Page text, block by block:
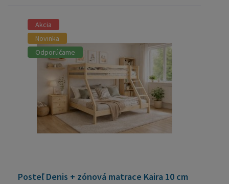
Akcia
Novinka
Odporúčame
Posteľ Denis + zónová matrace Kaira 10 cm